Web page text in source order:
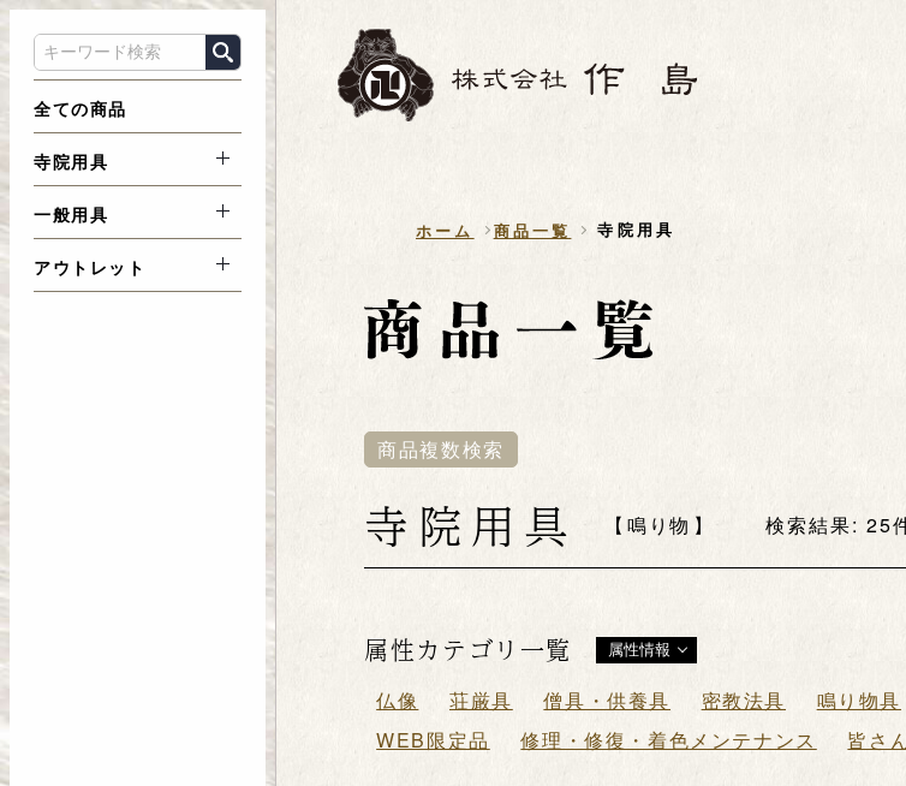
全ての商品
寺院用具
一般用具
アウトレット
ホーム 商品一覧 寺院用具
商品複数検索
寺院用具 鳴り物 検索結果: 25
属性カテゴリ一覧 属性情報
仏像 荘厳具 僧具・供養具 密教法具 鳴り物具
WEB限定品
修理・修復・着色メンテナンス 皆さ